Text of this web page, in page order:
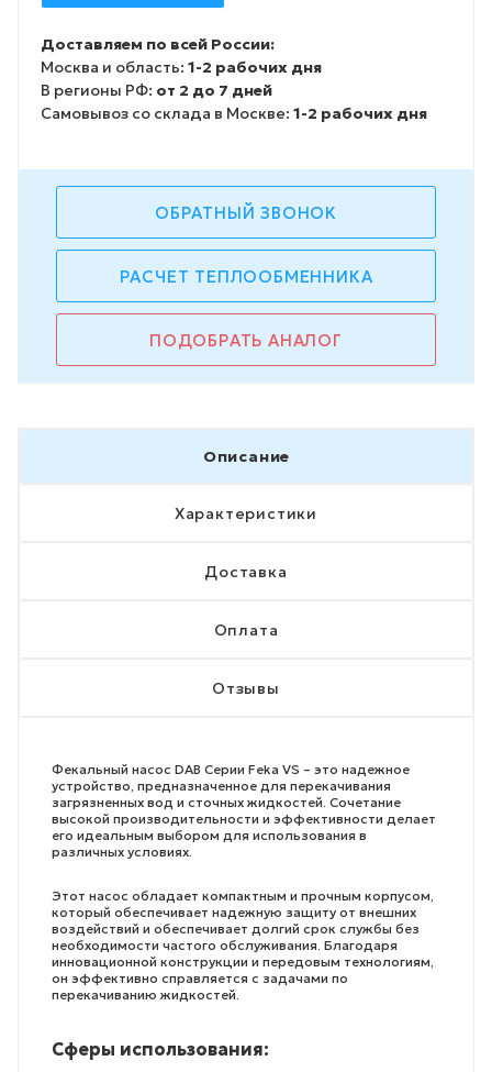
Доставляем по всей России:
Москва и область: 1-2 рабочих дня
В регионы РФ: от 2 до 7 дней
Самовывоз со склада в Москве: 1-2 рабочих дня
ОБРАТНЫЙ ЗВОНОК
РАСЧЕТ ТЕПЛООБМЕННИКА
ПОДОБРАТЬ АНАЛОГ
Описание
Характеристики
Доставка
Оплата
Отзывы
Фекальный насос DAB Серии Feka VS – это надежное
устройство, предназначенное для перекачивания
загрязненных вод и сточных жидкостей. Сочетание
высокой производительности и эффективности делает
его идеальным выбором для использования в
различных условиях.
Этот насос обладает компактным и прочным корпусом,
который обеспечивает надежную защиту от внешних
воздействий и обеспечивает долгий срок службы без
необходимости частого обслуживания. Благодаря
инновационной конструкции и передовым технологиям,
он эффективно справляется с задачами по
перекачиванию жидкостей.
Сферы использования: